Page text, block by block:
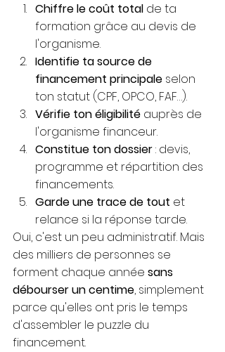
Chiffre le coût total de ta
formation grâce au devis de
l'organisme.
Identifie ta source de
financement principale selon
ton statut (CPF, OPCO, FAF…).
Vérifie ton éligibilité auprès de
l'organisme financeur.
Constitue ton dossier : devis,
programme et répartition des
financements.
Garde une trace de tout et
relance si la réponse tarde.
Oui, c'est un peu administratif. Mais
des milliers de personnes se
forment chaque année sans
débourser un centime, simplement
parce qu'elles ont pris le temps
d'assembler le puzzle du
financement.